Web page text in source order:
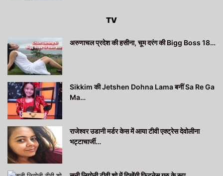
TV
अरुणाचल प्रदेश की हसीना, चूम दरंग की Bigg Boss 18…
Sikkim की Jetshen Dohna Lama बनीं Sa Re Ga
Ma…
राजेश्वर उडानी मर्डर केस में आया टीवी एक्ट्रेस देवोलीना
भट्टाचार्जी…